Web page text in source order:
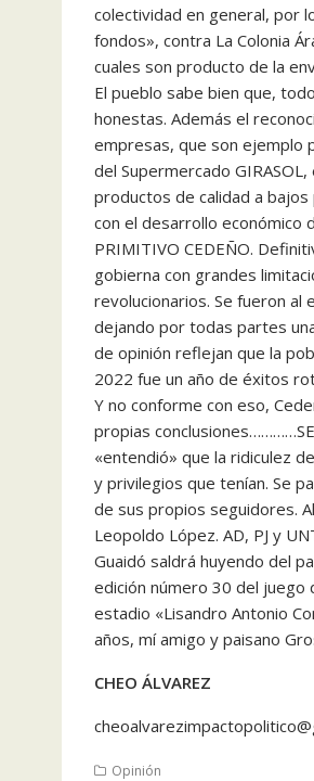
colectividad en general, por
fondos», contra La Colonia
cuales son producto de la
El pueblo sabe bien que,
honestas. Además el
empresas, que son ejemplo
del Supermercado
productos de calidad a
con el desarrollo económico
PRIMITIVO CEDEÑO.
gobierna con grandes
revolucionarios. Se fueron
dejando por todas partes
de opinión reflejan que la
2022 fue un año de éxitos
Y no conforme con eso,
propias conclusiones…………SE
«entendió» que la ridiculez
y privilegios que tenían. Se
de sus propios seguidores.
Leopoldo López. AD, PJ y
Guaidó saldrá huyendo del
edición número 30 del juego
estadio «Lisandro Antonio
años, mí amigo y paisano
CHEO ÁLVAREZ
Opinión